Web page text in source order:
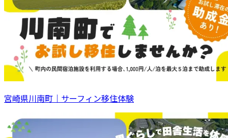
宮崎県川南町｜サーフィン移住体験